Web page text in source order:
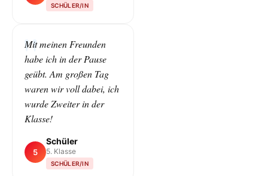
SCHÜLER/IN
Mit meinen Freunden
habe ich in der Pause
geübt. Am großen Tag
waren wir voll dabei, ich
wurde Zweiter in der
Klasse!
5
Schüler
5. Klasse
SCHÜLER/IN